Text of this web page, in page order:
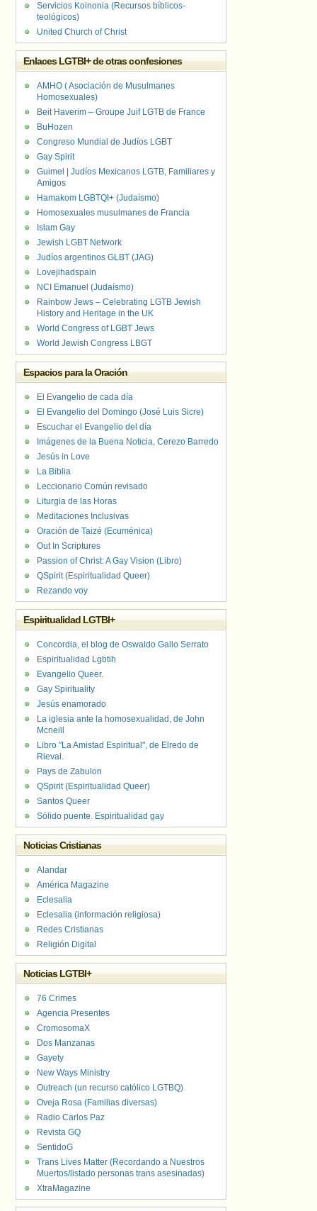
Servicios Koinonia (Recursos bíblicos-
teológicos)
United Church of Christ
Enlaces LGTBI+ de otras confesiones
AMHO ( Asociación de Musulmanes
Homosexuales)
Beit Haverim – Groupe Juif LGTB de France
BuHozen
Congreso Mundial de Judíos LGBT
Gay Spirit
Guimel | Judíos Mexicanos LGTB, Familiares y
Amigos
Hamakom LGBTQI+ (Judaísmo)
Homosexuales musulmanes de Francia
Islam Gay
Jewish LGBT Network
Judíos argentinos GLBT (JAG)
Lovejihadspain
NCI Emanuel (Judaísmo)
Rainbow Jews – Celebrating LGTB Jewish
History and Heritage in the UK
World Congress of LGBT Jews
World Jewish Congress LBGT
Espacios para la Oración
El Evangelio de cada día
El Evangelio del Domingo (José Luis Sicre)
Escuchar el Evangelio del día
Imágenes de la Buena Noticia, Cerezo Barredo
Jesús in Love
La Biblia
Leccionario Común revisado
Liturgia de las Horas
Meditaciones Inclusivas
Oración de Taizé (Ecuménica)
Out In Scriptures
Passion of Christ: A Gay Vision (Libro)
QSpirit (Espiritualidad Queer)
Rezando voy
Espiritualidad LGTBI+
Concordia, el blog de Oswaldo Gallo Serrato
Espiritualidad Lgbtih
Evangelio Queer.
Gay Spirituality
Jesús enamorado
La iglesia ante la homosexualidad, de John
Mcneill
Libro "La Amistad Espiritual", de Elredo de
Rieval.
Pays de Zabulon
QSpirit (Espiritualidad Queer)
Santos Queer
Sólido puente. Espiritualidad gay
Noticias Cristianas
Alandar
América Magazine
Eclesalia
Eclesalia (información religiosa)
Redes Cristianas
Religión Digital
Noticias LGTBI+
76 Crimes
Agencia Presentes
CromosomaX
Dos Manzanas
Gayety
New Ways Ministry
Outreach (un recurso católico LGTBQ)
Oveja Rosa (Familias diversas)
Radio Carlos Paz
Revista GQ
SentidoG
Trans Lives Matter (Recordando a Nuestros
Muertos/listado personas trans asesinadas)
XtraMagazine